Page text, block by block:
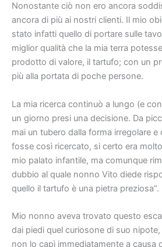
Nonostante ciò non ero ancora
ancora di più ai nostri clienti. Il mio
stato infatti quello di portare sulle
miglior qualità che la mia terra
prodotto di valore, il tartufo; con un
più alla portata di poche persone.
La mia ricerca continuò a lungo (e
un giorno presi una decisione. Da
mai un tubero dalla forma irregolare e
fosse così ricercato, si certo era
mio palato infantile, ma comunque
dubbio al quale nonno Vito diede
quello il tartufo è una pietra preziosa”.
Mio nonno aveva trovato questo
dai piedi quel curiosone di suo
non lo capì immediatamente a causa